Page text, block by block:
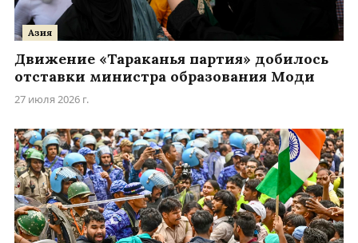
Азия
Движение «Тараканья партия» добилось
отставки министра образования Моди
27 июля 2026 г.